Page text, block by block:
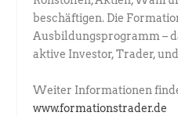
beschäftigen. Die
Ausbildungsprogramm –
aktive Investor, Trader,
Weiter Informationen
www.formationstrader.de